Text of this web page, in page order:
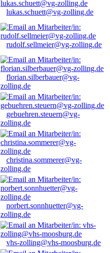
lukas.schuett@vg-zolling.de
rudolf.sellmeier@vg-zolling.de
florian.silberbauer@vg-
zolling.de
gebuehren.steuern@vg-
zolling.de
christina.sommerer@vg-
zolling.de
norbert.sonnhuetter@vg-
zolling.de
vhs-zolling@vhs-moosburg.de